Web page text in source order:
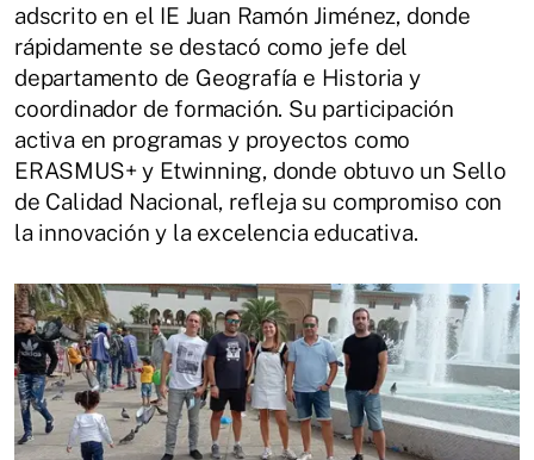
adscrito en el IE Juan Ramón Jiménez, donde
rápidamente se destacó como jefe del
departamento de Geografía e Historia y
coordinador de formación. Su participación
activa en programas y proyectos como
ERASMUS+ y Etwinning, donde obtuvo un Sello
de Calidad Nacional, refleja su compromiso con
la innovación y la excelencia educativa.